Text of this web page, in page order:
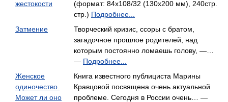
жестокости
(формат: 84x108/32 (130х200 мм), 240стр.
стр.) Подробнее...
Затмение
Творческий кризис, ссоры с братом,
загадочное прошлое родителей, над
которым постоянно ломаешь голову, —…
— Подробнее...
Женское
одиночество.
Может ли оно
Книга известного публициста Марины
Кравцовой посвящена очень актуальной
проблеме. Сегодня в России очень… —